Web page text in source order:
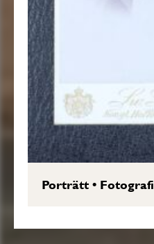
Porträtt• Fotografi